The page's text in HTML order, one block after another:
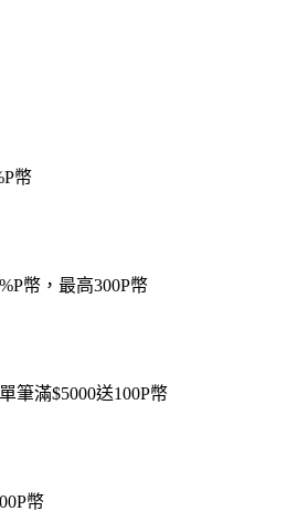
幣
幣，最高300P幣
筆滿$5000送100P幣
幣